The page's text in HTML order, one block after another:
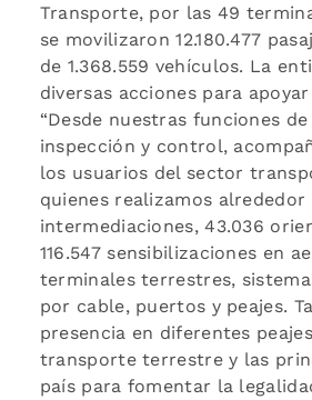
Transporte, por las 49
se movilizaron 12.180.477
de 1.368.559 vehículos. La
diversas acciones para
“Desde nuestras funciones
inspección y control,
los usuarios del sector
quienes realizamos alrededor
intermediaciones, 43.036
116.547 sensibilizaciones en
terminales terrestres,
por cable, puertos y peajes.
presencia en diferentes
transporte terrestre y las
país para fomentar la